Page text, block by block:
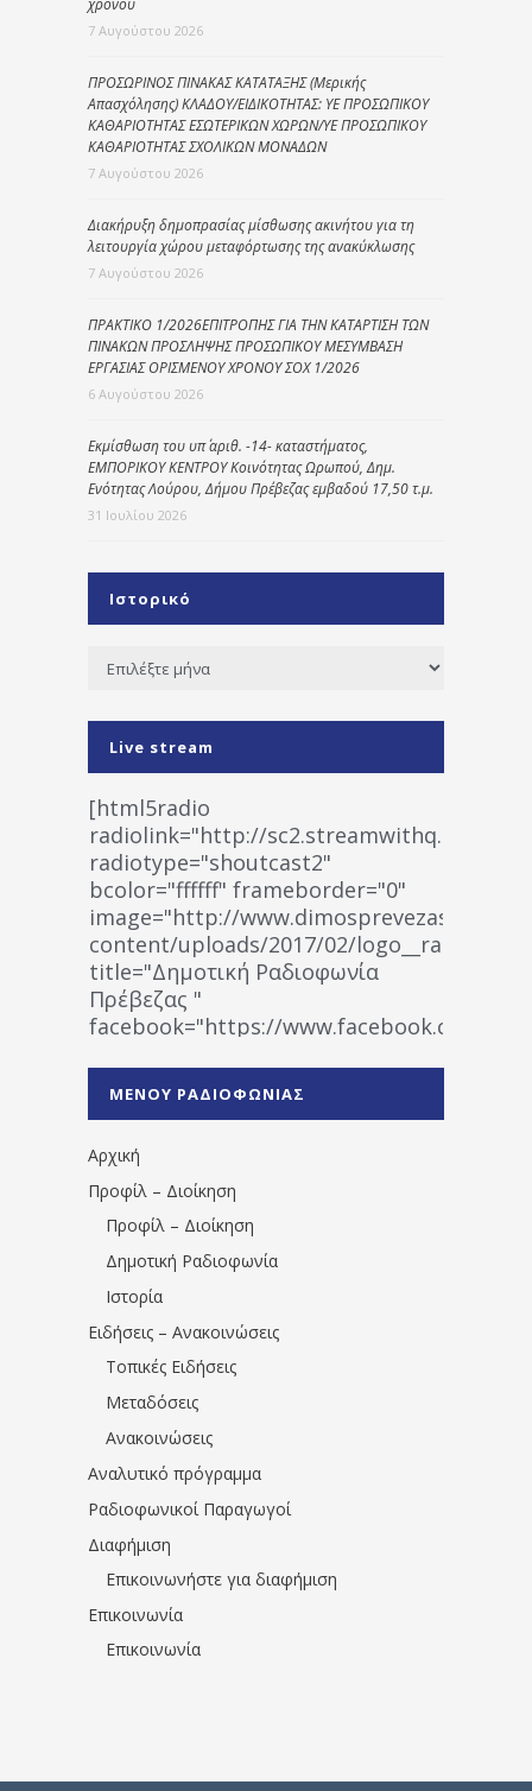
7 Αυγούστου 2026
ΠΡΟΣΩΡΙΝΟΣ ΠΙΝΑΚΑΣ ΚΑΤΑΤΑΞΗΣ (Μερικής
Απασχόλησης) ΚΛΑΔΟΥ/ΕΙΔΙΚΟΤΗΤΑΣ: ΥΕ ΠΡΟΣΩΠΙΚΟΥ
ΚΑΘΑΡΙΟΤΗΤΑΣ ΕΣΩΤΕΡΙΚΩΝ ΧΩΡΩΝ/ΥΕ ΠΡΟΣΩΠΙΚΟΥ
ΚΑΘΑΡΙΟΤΗΤΑΣ ΣΧΟΛΙΚΩΝ ΜΟΝΑΔΩΝ
7 Αυγούστου 2026
Διακήρυξη δημοπρασίας μίσθωσης ακινήτου για τη
λειτουργία χώρου μεταφόρτωσης της ανακύκλωσης
7 Αυγούστου 2026
ΠΡΑΚΤΙΚΟ 1/2026ΕΠΙΤΡΟΠΗΣ ΓΙΑ ΤΗΝ ΚΑΤΑΡΤΙΣΗ ΤΩΝ
ΠΙΝΑΚΩΝ ΠΡΟΣΛΗΨΗΣ ΠΡΟΣΩΠΙΚΟΥ ΜΕΣΥΜΒΑΣΗ
ΕΡΓΑΣΙΑΣ ΟΡΙΣΜΕΝΟΥ ΧΡΟΝΟΥ ΣΟΧ 1/2026
6 Αυγούστου 2026
Εκμίσθωση του υπ΄ αριθ. -14- καταστήματος,
ΕΜΠΟΡΙΚΟΥ ΚΕΝΤΡΟΥ Κοινότητας Ωρωπού, Δημ.
Ενότητας Λούρου, Δήμου Πρέβεζας εμβαδού 17,50 τ.μ.
31 Ιουλίου 2026
Ιστορικό
Ιστορικό
Live stream
[html5radio
radiolink="http://
radiotype="shoutcast2"
bcolor="ffffff" frameborder="0"
image="http://www.dimosprevezas.gr/wp-
content/uploads/2017/02/
title="Δημοτική Ραδιοφωνία
Πρέβεζας "
facebook="https://www.facebook.com/
1531194763766854/" artist="" ]
ΜΕΝΟΥ ΡΑΔΙΟΦΩΝΙΑΣ
Αρχική
Προφίλ – Διοίκηση
Προφίλ – Διοίκηση
Δημοτική Ραδιοφωνία
Ιστορία
Ειδήσεις – Ανακοινώσεις
Τοπικές Ειδήσεις
Μεταδόσεις
Ανακοινώσεις
Αναλυτικό πρόγραμμα
Ραδιοφωνικοί Παραγωγοί
Διαφήμιση
Επικοινωνήστε για διαφήμιση
Επικοινωνία
Επικοινωνία